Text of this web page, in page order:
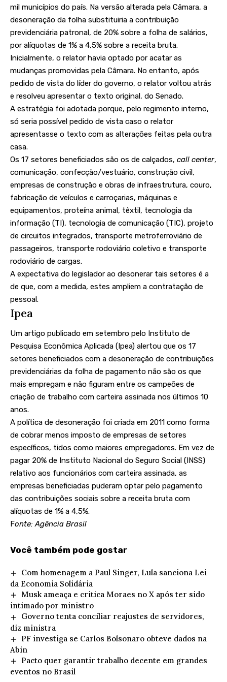
mil municípios do país. Na versão alterada pela Câmara, a
desoneração da folha substituiria a contribuição
previdenciária patronal, de 20% sobre a folha de salários,
por alíquotas de 1% a 4,5% sobre a receita bruta.
Inicialmente, o relator havia optado por acatar as
mudanças promovidas pela Câmara. No entanto, após
pedido de vista do líder do governo, o relator voltou atrás
e resolveu apresentar o texto original, do Senado.
A estratégia foi adotada porque, pelo regimento interno,
só seria possível pedido de vista caso o relator
apresentasse o texto com as alterações feitas pela outra
casa.
Os 17 setores beneficiados são os de calçados, call center,
comunicação, confecção/vestuário, construção civil,
empresas de construção e obras de infraestrutura, couro,
fabricação de veículos e carroçarias, máquinas e
equipamentos, proteína animal, têxtil, tecnologia da
informação (TI), tecnologia de comunicação (TIC), projeto
de circuitos integrados, transporte metroferroviário de
passageiros, transporte rodoviário coletivo e transporte
rodoviário de cargas.
A expectativa do legislador ao desonerar tais setores é a
de que, com a medida, estes ampliem a contratação de
pessoal.
Ipea
Um artigo publicado em setembro pelo Instituto de
Pesquisa Econômica Aplicada (Ipea) alertou que os 17
setores beneficiados com a desoneração de contribuições
previdenciárias da folha de pagamento não são os que
mais empregam e não figuram entre os campeões de
criação de trabalho com carteira assinada nos últimos 10
anos.
A política de desoneração foi criada em 2011 como forma
de cobrar menos imposto de empresas de setores
específicos, tidos como maiores empregadores. Em vez de
pagar 20% de Instituto Nacional do Seguro Social (INSS)
relativo aos funcionários com carteira assinada, as
empresas beneficiadas puderam optar pelo pagamento
das contribuições sociais sobre a receita bruta com
alíquotas de 1% a 4,5%.
Fonte: Agência Brasil
Você também pode gostar
Com homenagem a Paul Singer, Lula sanciona Lei
da Economia Solidária
Musk ameaça e critica Moraes no X após ter sido
intimado por ministro
Governo tenta conciliar reajustes de servidores,
diz ministra
PF investiga se Carlos Bolsonaro obteve dados na
Abin
Pacto quer garantir trabalho decente em grandes
eventos no Brasil